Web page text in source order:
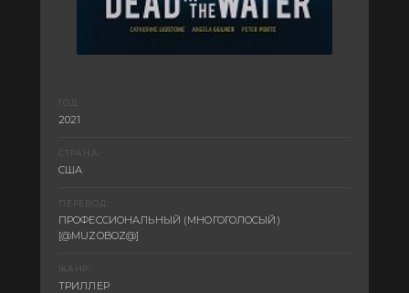
ГОД:
2021
СТРАНА:
США
ПЕРЕВОД:
ПРОФЕССИОНАЛЬНЫЙ (МНОГОГОЛОСЫЙ)
[@MUZOBOZ@]
ЖАНР:
ТРИЛЛЕР